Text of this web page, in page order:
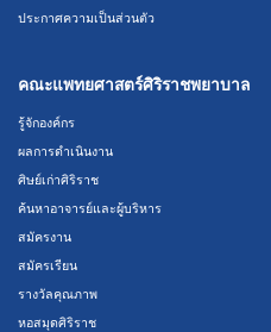
ประกาศความเป็นส่วนตัว
คณะแพทยศาสตร์ศิริราชพยาบาล
รู้จักองค์กร
ผลการดำเนินงาน
ศิษย์เก่าศิริราช
ค้นหาอาจารย์และผู้บริหาร
สมัครงาน
สมัครเรียน
รางวัลคุณภาพ
หอสมุดศิริราช